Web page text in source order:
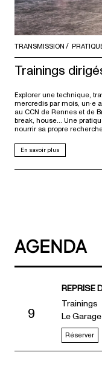
TRANSMISSION
Trainings
Explorer une technique,
mercredis par mois, un·e
au CCN de Rennes et de
break, house… Une
nourrir sa propre
En savoir plus
AGENDA
9
REPRISE
Trainings
Le Garage
Réserver